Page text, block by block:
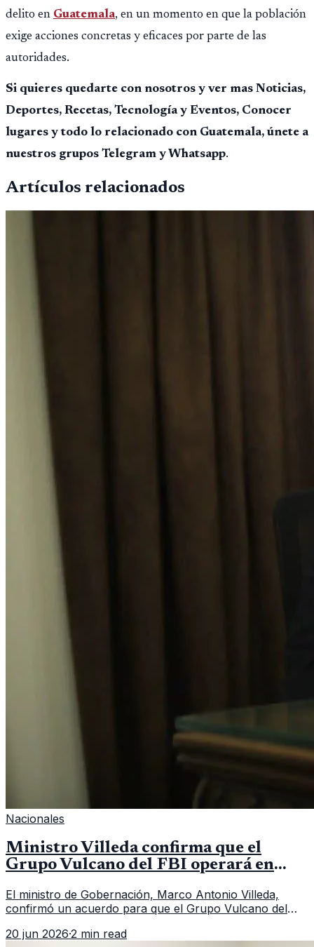
delito en Guatemala, en un momento en que la población
exige acciones concretas y eficaces por parte de las
autoridades.
Si quieres quedarte con nosotros y ver mas Noticias,
Deportes, Recetas, Tecnología y Eventos, Conocer
lugares y todo lo relacionado con Guatemala, únete a
nuestros grupos Telegram y Whatsapp.
Artículos relacionados
Nacionales
Ministro Villeda confirma que el
Grupo Vulcano del FBI operará en
El ministro de Gobernación, Marco Antonio Villeda,
confirmó un acuerdo para que el Grupo Vulcano del
fallido con la administración anterior del Ministerio
20 jun 2026·2 min read